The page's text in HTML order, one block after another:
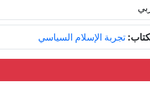
تجربة الإسلام السياسي